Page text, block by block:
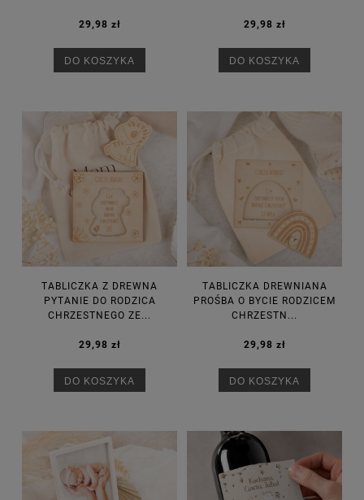
29,98 zł
DO KOSZYKA
29,98 zł
DO KOSZYKA
TABLICZKA Z DREWNA
PYTANIE DO RODZICA
CHRZESTNEGO ZE...
29,98 zł
DO KOSZYKA
TABLICZKA DREWNIANA
PROŚBA O BYCIE RODZICEM
CHRZESTN...
29,98 zł
DO KOSZYKA